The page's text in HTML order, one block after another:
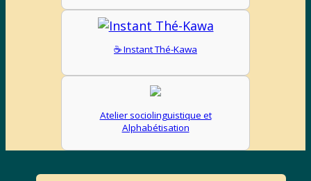
☕️ Instant Thé-Kawa
Atelier sociolinguistique et
Alphabétisation